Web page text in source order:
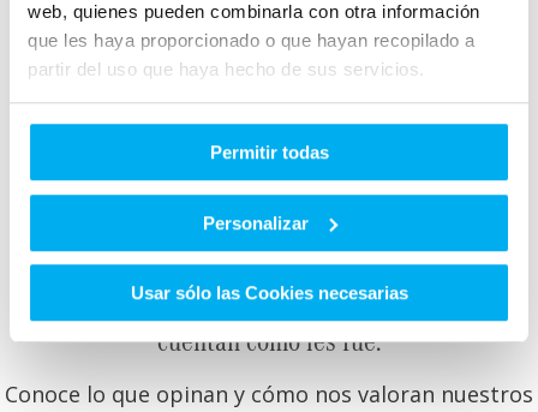
web, quienes pueden combinarla con otra información
que les haya proporcionado o que hayan recopilado a
partir del uso que haya hecho de sus servicios.
Permitir todas
Personalizar
Usar sólo las Cookies necesarias
2.9 L/100
MIXTO
154 CO2
Otros clientes que ya compraron en Dimovil te
cuentan cómo les fue.
Conoce lo que opinan y cómo nos valoran nuestros